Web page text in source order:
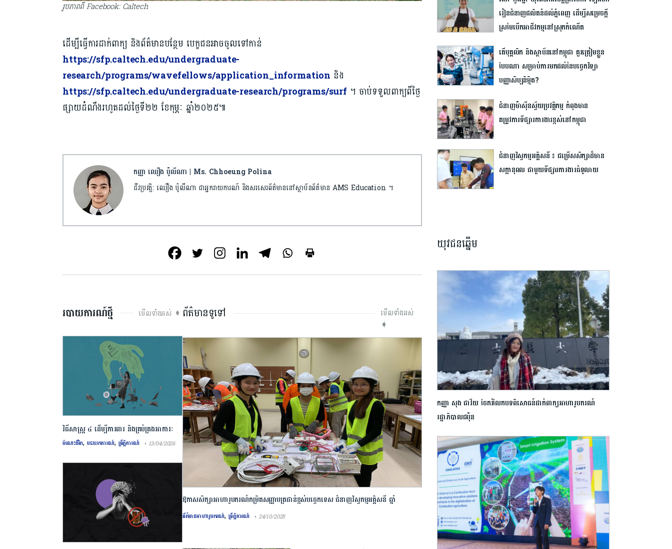
រូបភាពពី Facebook: Caltech
ដើម្បីធ្វើការដាក់ពាក្យ និងព័ត៌មានបន្ថែម បេក្ខជនអាចចូលទៅកាន់
https://sfp.caltech.edu/undergraduate-
research/programs/wavefellows/application_information និង
https://sfp.caltech.edu/undergraduate-research/programs/surf ។ ចាប់ទទួលពាក្យពីថ្ងៃ
ផ្សាយដំណឹងរហូតដល់ថ្ងៃទី២២ ខែកុម្ភៈ ឆ្នាំ២០២៥៕
កញ្ញា ឈឿង ប៉ូលីណា | Ms. Chhoeung Polina
ជីវប្រវត្តិ: ឈឿង ប៉ូលីណា ជាអ្នករាយការណ៍ និងសរសេរព័ត៌មាននៅស្ថាប័នព័ត៌មាន AMS Education ។
របាយការណ៍ថ្មី មើលទាំងអស់ ➧
វិធីសាស្រ្ត ៤ ​ដើម្បី​ការពារ និងគ្រប់គ្រង​អាការៈ
Burnout
ចំណេះជីវិត, បទយកការណ៍, ព្រឹត្តិការណ៍ • 13/04/2026
ព័ត៌មានទូទៅ
មើលទាំងអស់
➧
ឱកាសសិក្សាអាហារូបករណ៍កម្រិតសញ្ញាបត្រជាន់ខ្ពស់បច្ចេកទេស ជំនាញវិស្វកម្មអគ្គិសនី ឆ្នាំ
សិក្សា២០២៥-២០២៦
ព័ត៌មានអាហារូបករណ៍, ព្រឹត្តិការណ៍ • 24/10/2025
រៀនជំនាញផលិតនំដល់ភ្នំពេញ ដើម្បីសម្រេចក្តី
ស្រមៃបើកអាជីវកម្មនៅស្រុកកំណើត
តើបុគ្គលិក និងស្ថាប័ននៅកម្ពុជា គួរត្រៀមខ្លួន
បែបណា សម្រាប់ការមកដល់នៃបច្ចេកវិទ្យា
បញ្ញាសិប្បនិម្មិត?
ជំនាញ​ម៉ាស៊ីន​ស្វ័យប្រវត្តិកម្ម​ ​កំពុង​មាន​
តម្រូវការទីផ្សារការងារ​ខ្ពស់​នៅ​កម្ពុជា​
ជំនាញ​វិស្វកម្ម​អគ្គិសនី​ ​៖ ​ជម្រើស​សិក្សា​ដ៏​មាន​
សក្តានុពល ​ជាមួយ​ទីផ្សារ​ការងារ​ធំ​ទូលាយ​
យុវជនឆ្នើម
កញ្ញា សុង ជាវ័យ ចែករំលែកបទពិសោធន៍ដាក់ពាក្យអាហារូបករណ៍
រដ្ឋាភិបាលជប៉ុន